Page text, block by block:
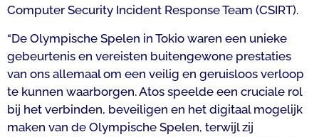
Computer Security Incident Response Team (CSIRT).
“De Olympische Spelen in Tokio waren een unieke
gebeurtenis en vereisten buitengewone prestaties
van ons allemaal om een veilig en geruisloos verloop
te kunnen waarborgen. Atos speelde een cruciale rol
bij het verbinden, beveiligen en het digitaal mogelijk
maken van de Olympische Spelen, terwijl zij